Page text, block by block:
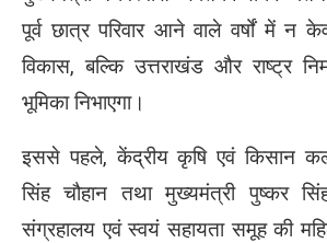
पूर्व छात्र परिवार आने वाले वर्षों में न
विकास, बल्कि उत्तराखंड और राष्ट्र
भूमिका निभाएगा।
इससे पहले, केंद्रीय कृषि एवं किसान
सिंह चौहान तथा मुख्यमंत्री पुष्कर
संग्रहालय एवं स्वयं सहायता समूह की